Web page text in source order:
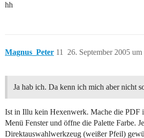
hh
Magnus_Peter 26. September 2005
11
Ja hab ich. Da kenn ich mich aber nicht
Ist in Illu kein Hexenwerk. Mache die PDF
Menü Fenster und öffne die Palette Farbe.
Direktauswahlwerkzeug (weißer Pfeil)